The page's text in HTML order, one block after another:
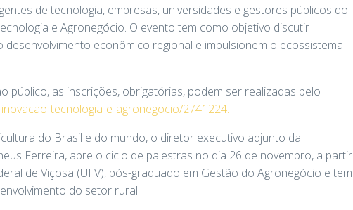
de tecnologia, empresas, universidades e gestores públicos do
e Agronegócio. O evento tem como objetivo discutir
econômico regional e impulsionem o ecossistema
público, as inscrições, obrigatórias, podem ser realizadas pelo
tecnologia-e-agronegocio/2741224.
do Brasil e do mundo, o diretor executivo adjunto da
Ferreira, abre o ciclo de palestras no dia 26 de novembro, a partir
de Viçosa (UFV), pós-graduado em Gestão do Agronegócio e tem
do setor rural.